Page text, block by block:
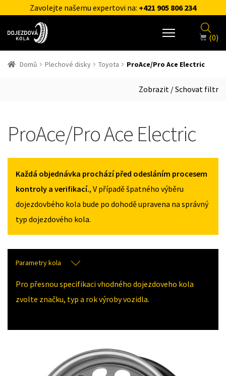
Zavolejte našemu expertovi na: +421 905 806 234
(0)
Domů Plechové disky Toyota ProAce/Pro Ace Electric
Zobrazit / Schovat filtr
ProAce/Pro Ace Electric
Každá objednávka prochází před odesláním procesem
kontroly a verifikací., V případě špatného výběru
dojezdovbého kola bude po dohodě upravena na správný
typ dojezdového kola.
Parametry kola
Pro přesnou specifikaci vhodného dojezdoveho kola
zvolte značku, typ a rok výroby vozidla.